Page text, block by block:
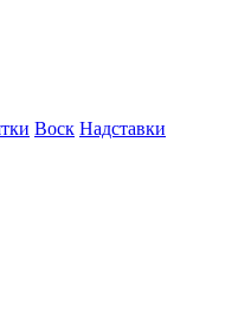
Воск Надставки